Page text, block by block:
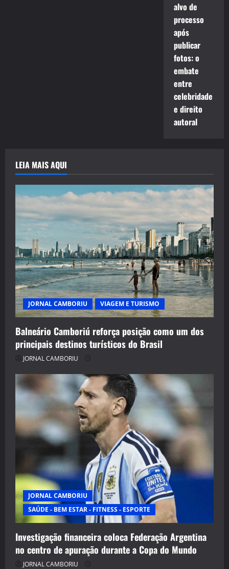
alvo de
processo
após
publicar
fotos: o
embate
entre
celebridade
e direito
autoral
LEIA MAIS AQUI
JORNAL CAMBORIU VIAGEM E TURISMO
Balneário Camboriú reforça posição como um dos
principais destinos turísticos do Brasil
JORNAL CAMBORIU
JORNAL CAMBORIU
SAÚDE - BEM ESTAR - FITNESS - ESPORTE
Investigação financeira coloca Federação Argentina
no centro de apuração durante a Copa do Mundo
JORNAL CAMBORIU